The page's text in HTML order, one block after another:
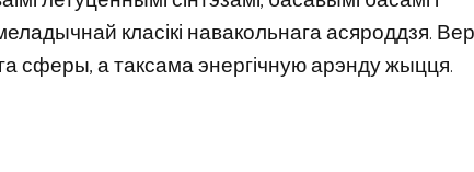
класікі навакольнага асяроддзя.
сферы, а таксама энергічную арэнду жыцця.